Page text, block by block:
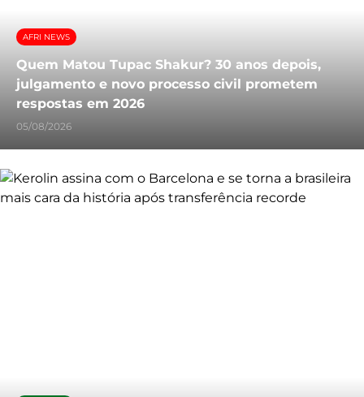
AFRI NEWS
Quem Matou Tupac Shakur? 30 anos depois,
julgamento e novo processo civil prometem
respostas em 2026
05/08/2026